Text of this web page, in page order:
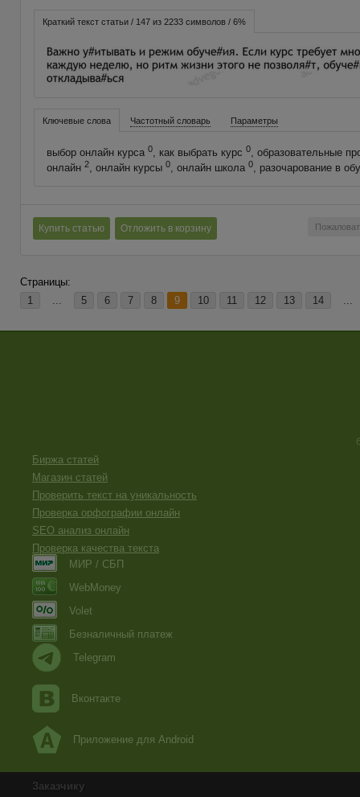
Краткий текст статьи / 147 из 2233 символов / 6%
Ключевые слова Частотный словарь Параметры
выбор онлайн курса 0, как выбрать курс 0, образовательные
онлайн 2, онлайн курсы 0, онлайн школа 0, разочарование в
Купить статью Отложить в корзину
Страницы:
1
... 5 6 7 8 9 10 11 12 13 14 ...
Биржа статей
Магазин статей
Проверить текст на уникальность
Проверка орфографии онлайн
SEO анализ онлайн
Проверка качества текста
МИР / СБП
WebMoney
Volet
Безналичный платеж
Telegram
Вконтакте
Приложение для Android
Заказчику